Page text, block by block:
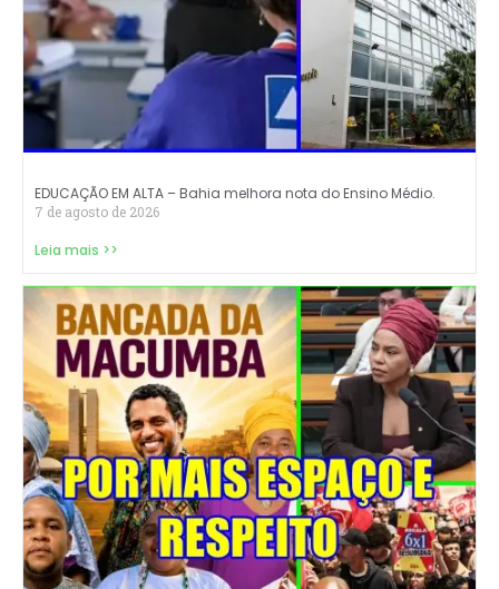
EDUCAÇÃO EM ALTA – Bahia melhora nota do Ensino Médio.
7 de agosto de 2026
Leia mais >>